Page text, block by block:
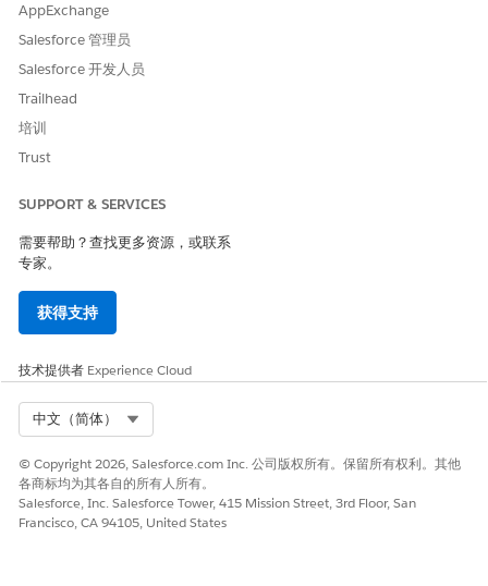
AppExchange
Salesforce 管理员
Salesforce 开发人员
Trailhead
培训
Trust
SUPPORT & SERVICES
需要帮助？查找更多资源，或联系
专家。
获得支持
技术提供者 Experience Cloud
中文（简体）
© Copyright 2026, Salesforce.com Inc. 公司版权所有。保留所有权利。其他
各商标均为其各自的所有人所有。
Salesforce, Inc. Salesforce Tower, 415 Mission Street, 3rd Floor, San
Francisco, CA 94105, United States